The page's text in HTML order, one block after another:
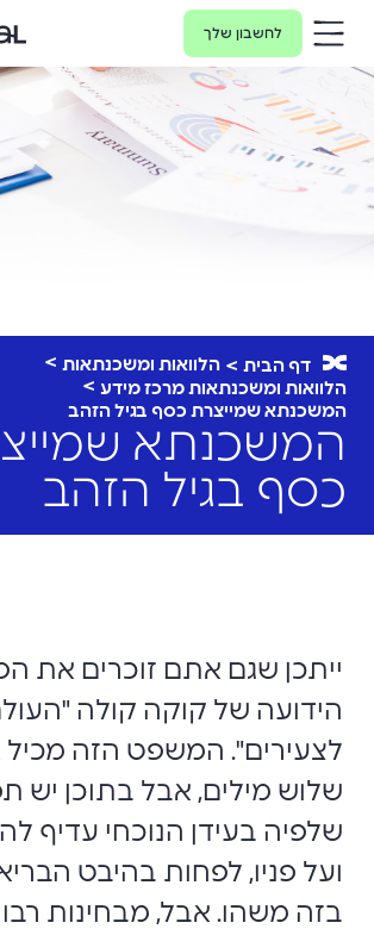
לחשבון שלך
דף הבית
הלוואות ומשכנתאות
הלוואות ומשכנתאות מרכז מידע
המשכנתא שמייצרת כסף בגיל הזהב
המשכנתא
כסף בגיל הזהב
ייתכן שגם אתם זוכרים את
הידועה של קוקה קולה
לצעירים". המשפט הזה
שלוש מילים, אבל בתוכן יש
שלפיה בעידן הנוכחי עדיף
ועל פניו, לפחות בהיבט
בזה משהו. אבל, מבחינות